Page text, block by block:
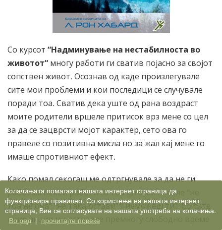
Со курсот “Надминување на нестабилноста во
животот“ многу работи ги сватив појасно за својот
сопствен живот. Осознав од каде произлегувале
сите мои проблеми и кои последици се случувале
поради тоа. Сватив дека уште од рана воздраст
моите родители вршеле притисок врз мене со цел
за да се зацврсти мојот карактер, сето ова го
правеле со позитивна мисла но за жал кај мене го
имаше спротивниот ефект.
Како помал секогаш ме одтргнувале за да не ги
работам некои работи со тоа што ми велеле “не
тоа не ова” “не така остави” “ неможеш ти“. Со сите
овие акции ми оставале премногу слободно време
Колачињата помагаат нашата интернет страница да
функционира правилно. Со користење на нашата интернет
страница, Вие се согласувате на нашата употреба на колачиња.
Во ред | прочитајте повеќе